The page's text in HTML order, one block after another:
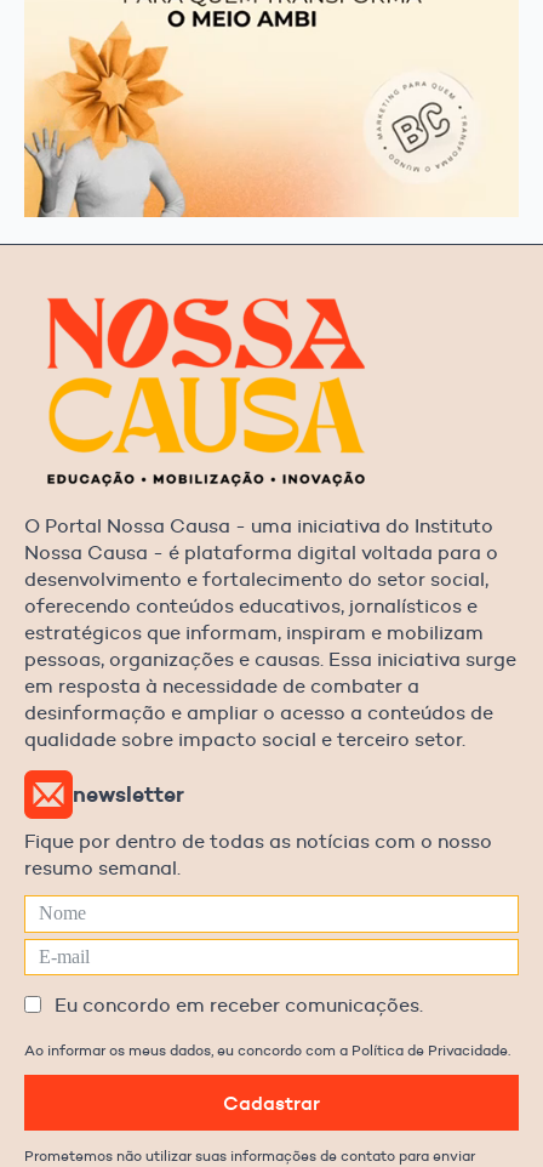
O Portal Nossa Causa - uma iniciativa do Instituto
Nossa Causa - é plataforma digital voltada para o
desenvolvimento e fortalecimento do setor social,
oferecendo conteúdos educativos, jornalísticos e
estratégicos que informam, inspiram e mobilizam
pessoas, organizações e causas. Essa iniciativa surge
em resposta à necessidade de combater a
desinformação e ampliar o acesso a conteúdos de
qualidade sobre impacto social e terceiro setor.
newsletter
Fique por dentro de todas as notícias com o nosso
resumo semanal.
Eu concordo em receber comunicações.
Ao informar os meus dados, eu concordo com a Política de Privacidade.
Cadastrar
Prometemos não utilizar suas informações de contato para enviar